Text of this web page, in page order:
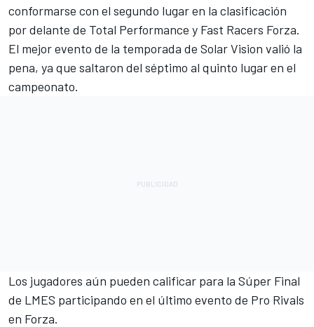
conformarse con el segundo lugar en la clasificación
por delante de Total Performance y Fast Racers Forza.
El mejor evento de la temporada de Solar Vision valió la
pena, ya que saltaron del séptimo al quinto lugar en el
campeonato.
Los jugadores aún pueden calificar para la Súper Final
de LMES participando en el último evento de Pro Rivals
en Forza.